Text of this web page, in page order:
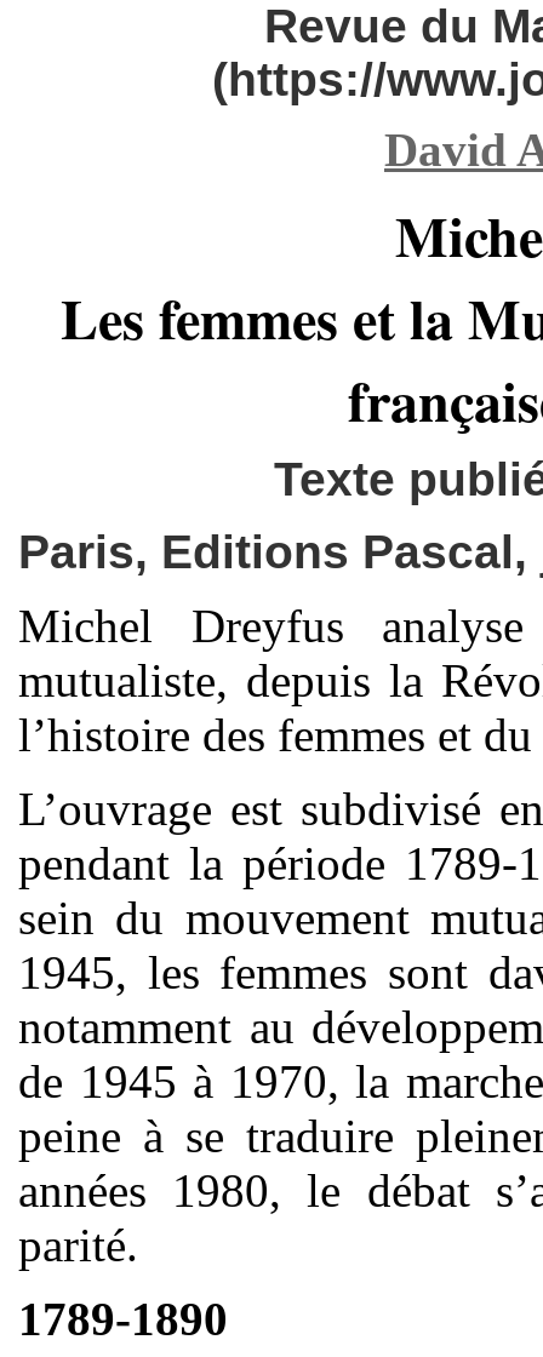
Revue du
(https://
David
Les femmes et la
Texte
Paris, Editions
Michel Dreyfus
mutualiste, depuis la
l’histoire des femmes et
L’ouvrage est subdivisé
pendant la période 1789-
sein du mouvement
1945, les femmes sont
notamment au
de 1945 à 1970, la
peine à se traduire
années 1980, le débat
parité.
1789-1890